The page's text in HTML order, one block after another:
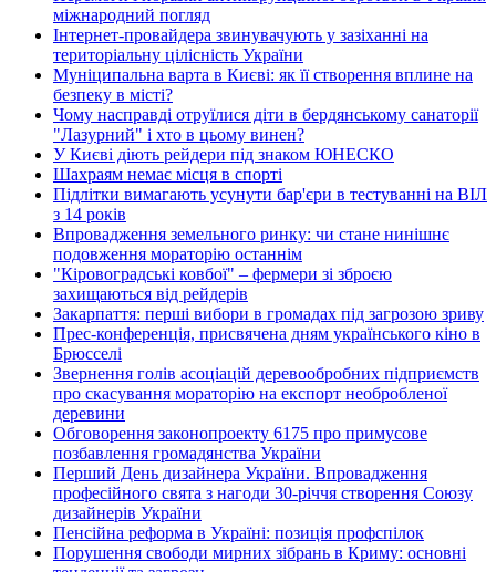
міжнародний погляд
Інтернет-провайдера звинувачують у зазіханні на
територіальну цілісність України
Муніципальна варта в Києві: як її створення вплине на
безпеку в місті?
Чому насправді отруїлися діти в бердянському санаторії
"Лазурний" і хто в цьому винен?
У Києві діють рейдери під знаком ЮНЕСКО
Шахраям немає місця в спорті
Підлітки вимагають усунути бар'єри в тестуванні на ВІЛ
з 14 років
Впровадження земельного ринку: чи стане нинішнє
подовження мораторію останнім
"Кіровоградські ковбої" – фермери зі зброєю
захищаються від рейдерів
Закарпаття: перші вибори в громадах під загрозою зриву
Прес-конференція, присвячена дням українського кіно в
Брюсселі
Звернення голів асоціацій деревообробних підприємств
про скасування мораторію на експорт необробленої
деревини
Обговорення законопроекту 6175 про примусове
позбавлення громадянства України
Перший День дизайнера України. Впровадження
професійного свята з нагоди 30-річчя створення Союзу
дизайнерів України
Пенсійна реформа в Україні: позиція профспілок
Порушення свободи мирних зібрань в Криму: основні